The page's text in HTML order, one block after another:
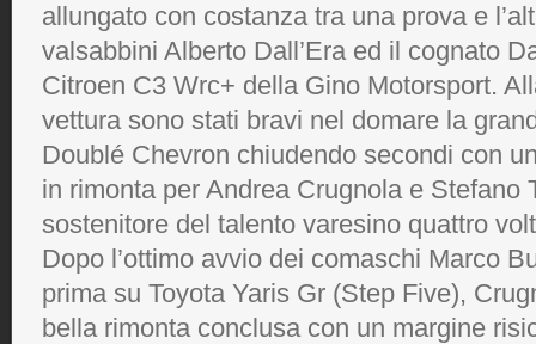
allungato con costanza tra una prova e
valsabbini Alberto Dall’Era ed il cognato
Citroen C3 Wrc+ della Gino Motorsport.
vettura sono stati bravi nel domare la
Doublé Chevron chiudendo secondi con
in rimonta per Andrea Crugnola e Stefano
sostenitore del talento varesino quattro
Dopo l’ottimo avvio dei comaschi Marco
prima su Toyota Yaris Gr (Step Five),
bella rimonta conclusa con un margine